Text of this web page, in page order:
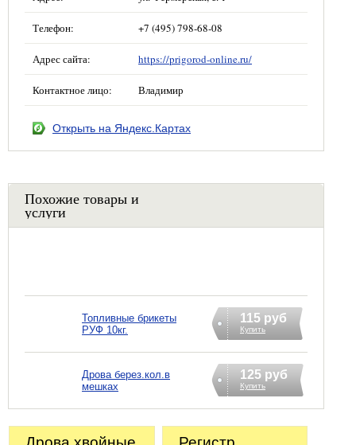
Телефон: +7 (495) 798-68-08
Адрес сайта: https://prigorod-online.ru/
Контактное лицо: Владимир
Открыть на Яндекс.Картах
Похожие товары и
услуги
Топливные брикеты
РУФ 10кг.
115 руб
Купить
Дрова берез.кол.в
мешках
125 руб
Купить